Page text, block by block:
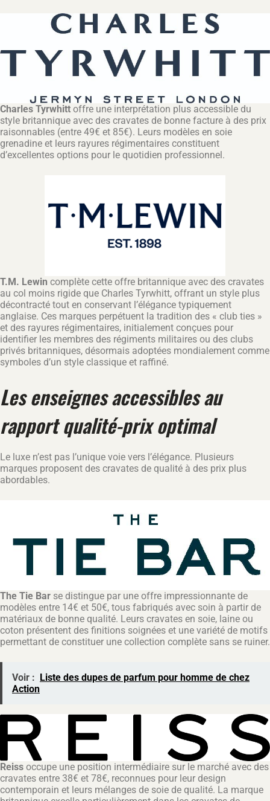
Charles Tyrwhitt offre une interprétation plus accessible du
style britannique avec des cravates de bonne facture à des prix
raisonnables (entre 49€ et 85€). Leurs modèles en soie
grenadine et leurs rayures régimentaires constituent
d’excellentes options pour le quotidien professionnel.
T.M. Lewin complète cette offre britannique avec des cravates
au col moins rigide que Charles Tyrwhitt, offrant un style plus
décontracté tout en conservant l’élégance typiquement
anglaise. Ces marques perpétuent la tradition des « club ties »
et des rayures régimentaires, initialement conçues pour
identifier les membres des régiments militaires ou des clubs
privés britanniques, désormais adoptées mondialement comme
symboles d’un style classique et raffiné.
Les enseignes accessibles au
rapport qualité-prix optimal
Le luxe n’est pas l’unique voie vers l’élégance. Plusieurs
marques proposent des cravates de qualité à des prix plus
abordables.
The Tie Bar se distingue par une offre impressionnante de
modèles entre 14€ et 50€, tous fabriqués avec soin à partir de
matériaux de bonne qualité. Leurs cravates en soie, laine ou
coton présentent des finitions soignées et une variété de motifs
permettant de constituer une collection complète sans se ruiner.
Voir : Liste des dupes de parfum pour homme de chez
Action
Reiss occupe une position intermédiaire sur le marché avec des
cravates entre 38€ et 78€, reconnues pour leur design
contemporain et leurs mélanges de soie de qualité. La marque